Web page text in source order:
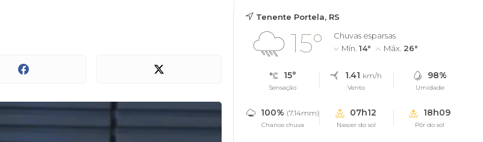
Tenente Portela, RS
15°
Chuvas esparsas
Mín. 14° Máx. 26°
15°
Sensação
1.41 km/h
Vento
98%
Umidade
100% (7.14mm)
Chance chuva
07h12
Nascer do sol
18h09
Pôr do sol